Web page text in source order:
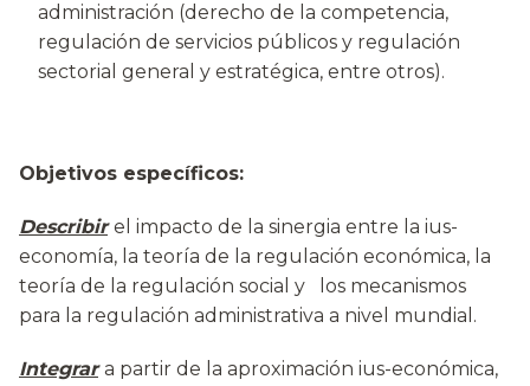
administración (derecho de la competencia,
regulación de servicios públicos y regulación
sectorial general y estratégica, entre otros).
Objetivos específicos:
Describir el impacto de la sinergia entre la ius-
economía, la teoría de la regulación económica, la
teoría de la regulación social y los mecanismos
para la regulación administrativa a nivel mundial.
Integrar a partir de la aproximación ius-económica,